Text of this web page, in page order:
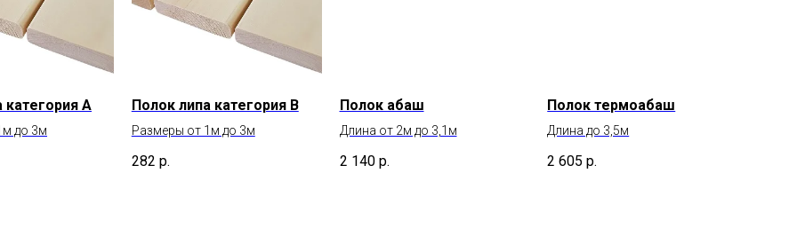
категория А
до 3м
Полок липа категория В
Размеры от 1м до 3м
282 р.
Полок абаш
Длина от 2м до 3,1м
2 140 р.
Полок термоабаш
Длина до 3,5м
2 605 р.